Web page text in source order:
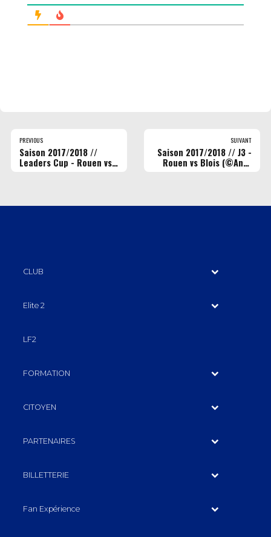
PREVIOUS
Saison 2017/2018 //
Leaders Cup - Rouen vs
SUIVANT
Saison 2017/2018 // J3 -
Rouen vs Blois (©Ann-
CLUB
Elite 2
LF2
FORMATION
CITOYEN
PARTENAIRES
BILLETTERIE
Fan Expérience